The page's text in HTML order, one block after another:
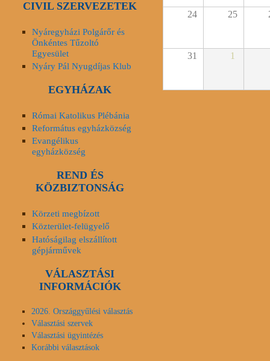
24 25
31 1
CIVIL SZERVEZETEK
Nyáregyházi Polgárőr és
Önkéntes Tűzoltó
Egyesület
Nyáry Pál Nyugdíjas Klub
EGYHÁZAK
Római Katolikus Plébánia
Református egyházközség
Evangélikus
egyházközség
REND ÉS
KÖZBIZTONSÁG
Körzeti megbízott
Közterület-felügyelő
Hatóságilag elszállított
gépjárművek
VÁLASZTÁSI
INFORMÁCIÓK
2026. Országgyűlési választás
Választási szervek
Választási ügyintézés
Korábbi választások